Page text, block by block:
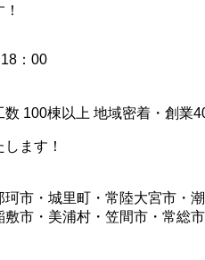
：00
ます！
市・城里町・常陸大宮市・
市・美浦村・笠間市・常総